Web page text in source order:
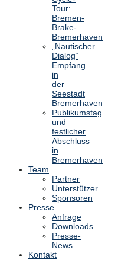
Tour:
Bremen-
Brake-
Bremerhaven
„Nautischer
Dialog“
Empfang
in
der
Seestadt
Bremerhaven
Publikumstag
und
festlicher
Abschluss
in
Bremerhaven
Team
Partner
Unterstützer
Sponsoren
Presse
Anfrage
Downloads
Presse-
News
Kontakt